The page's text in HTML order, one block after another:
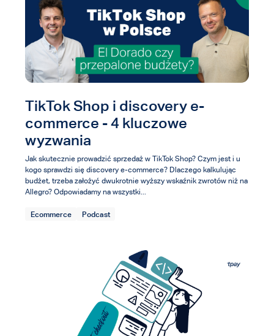
TikTok Shop i discovery e-
commerce - 4 kluczowe
wyzwania
Jak skutecznie prowadzić sprzedaż w TikTok Shop? Czym jest i u
kogo sprawdzi się discovery e-commerce? Dlaczego kalkulując
budżet, trzeba założyć dwukrotnie wyższy wskaźnik zwrotów niż na
Allegro? Odpowiadamy na wszystki...
Ecommerce Podcast